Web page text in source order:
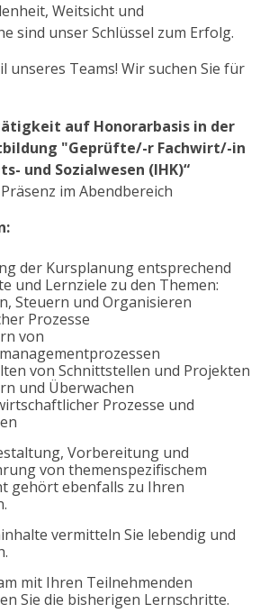
Weitsicht und
sind unser Schlüssel zum Erfolg.
unseres Teams! Wir suchen Sie für
auf Honorarbasis in der
"Geprüfte/-r Fachwirt/-in
und Sozialwesen (IHK)“
im Abendbereich
der Kursplanung entsprechend
und Lernziele zu den Themen:
Steuern und Organisieren
Prozesse
von
von Schnittstellen und Projekten
und Überwachen
Prozesse und
Vorbereitung und
von themenspezifischem
gehört ebenfalls zu Ihren
vermitteln Sie lebendig und
mit Ihren Teilnehmenden
Sie die bisherigen Lernschritte.